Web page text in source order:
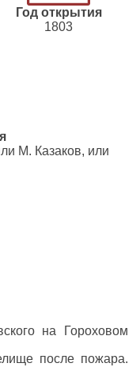
Год открытия
1803
М. Казаков, или
на Гороховом
после пожара.